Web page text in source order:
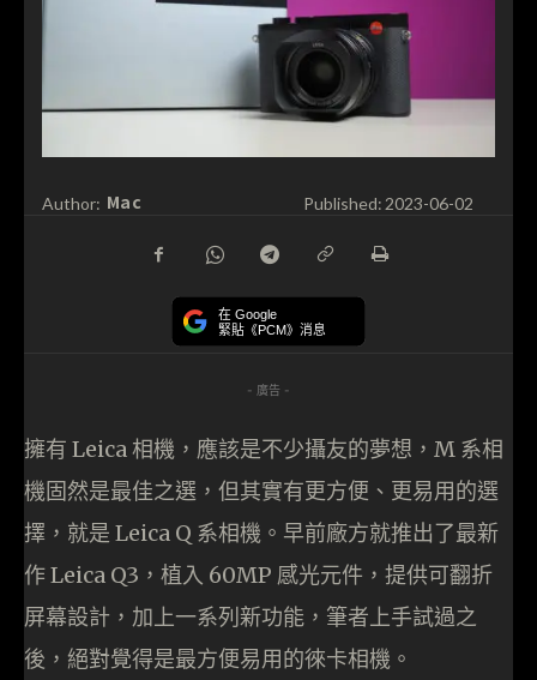
Author: Mac Published: 2023-06-02
在 Google
緊貼《PCM》消息
- 廣告 -
擁有 Leica 相機，應該是不少攝友的夢想，M 系相
機固然是最佳之選，但其實有更方便、更易用的選
擇，就是 Leica Q 系相機。早前廠方就推出了最新
作 Leica Q3，植入 60MP 感光元件，提供可翻折
屏幕設計，加上一系列新功能，筆者上手試過之
後，絕對覺得是最方便易用的徠卡相機。